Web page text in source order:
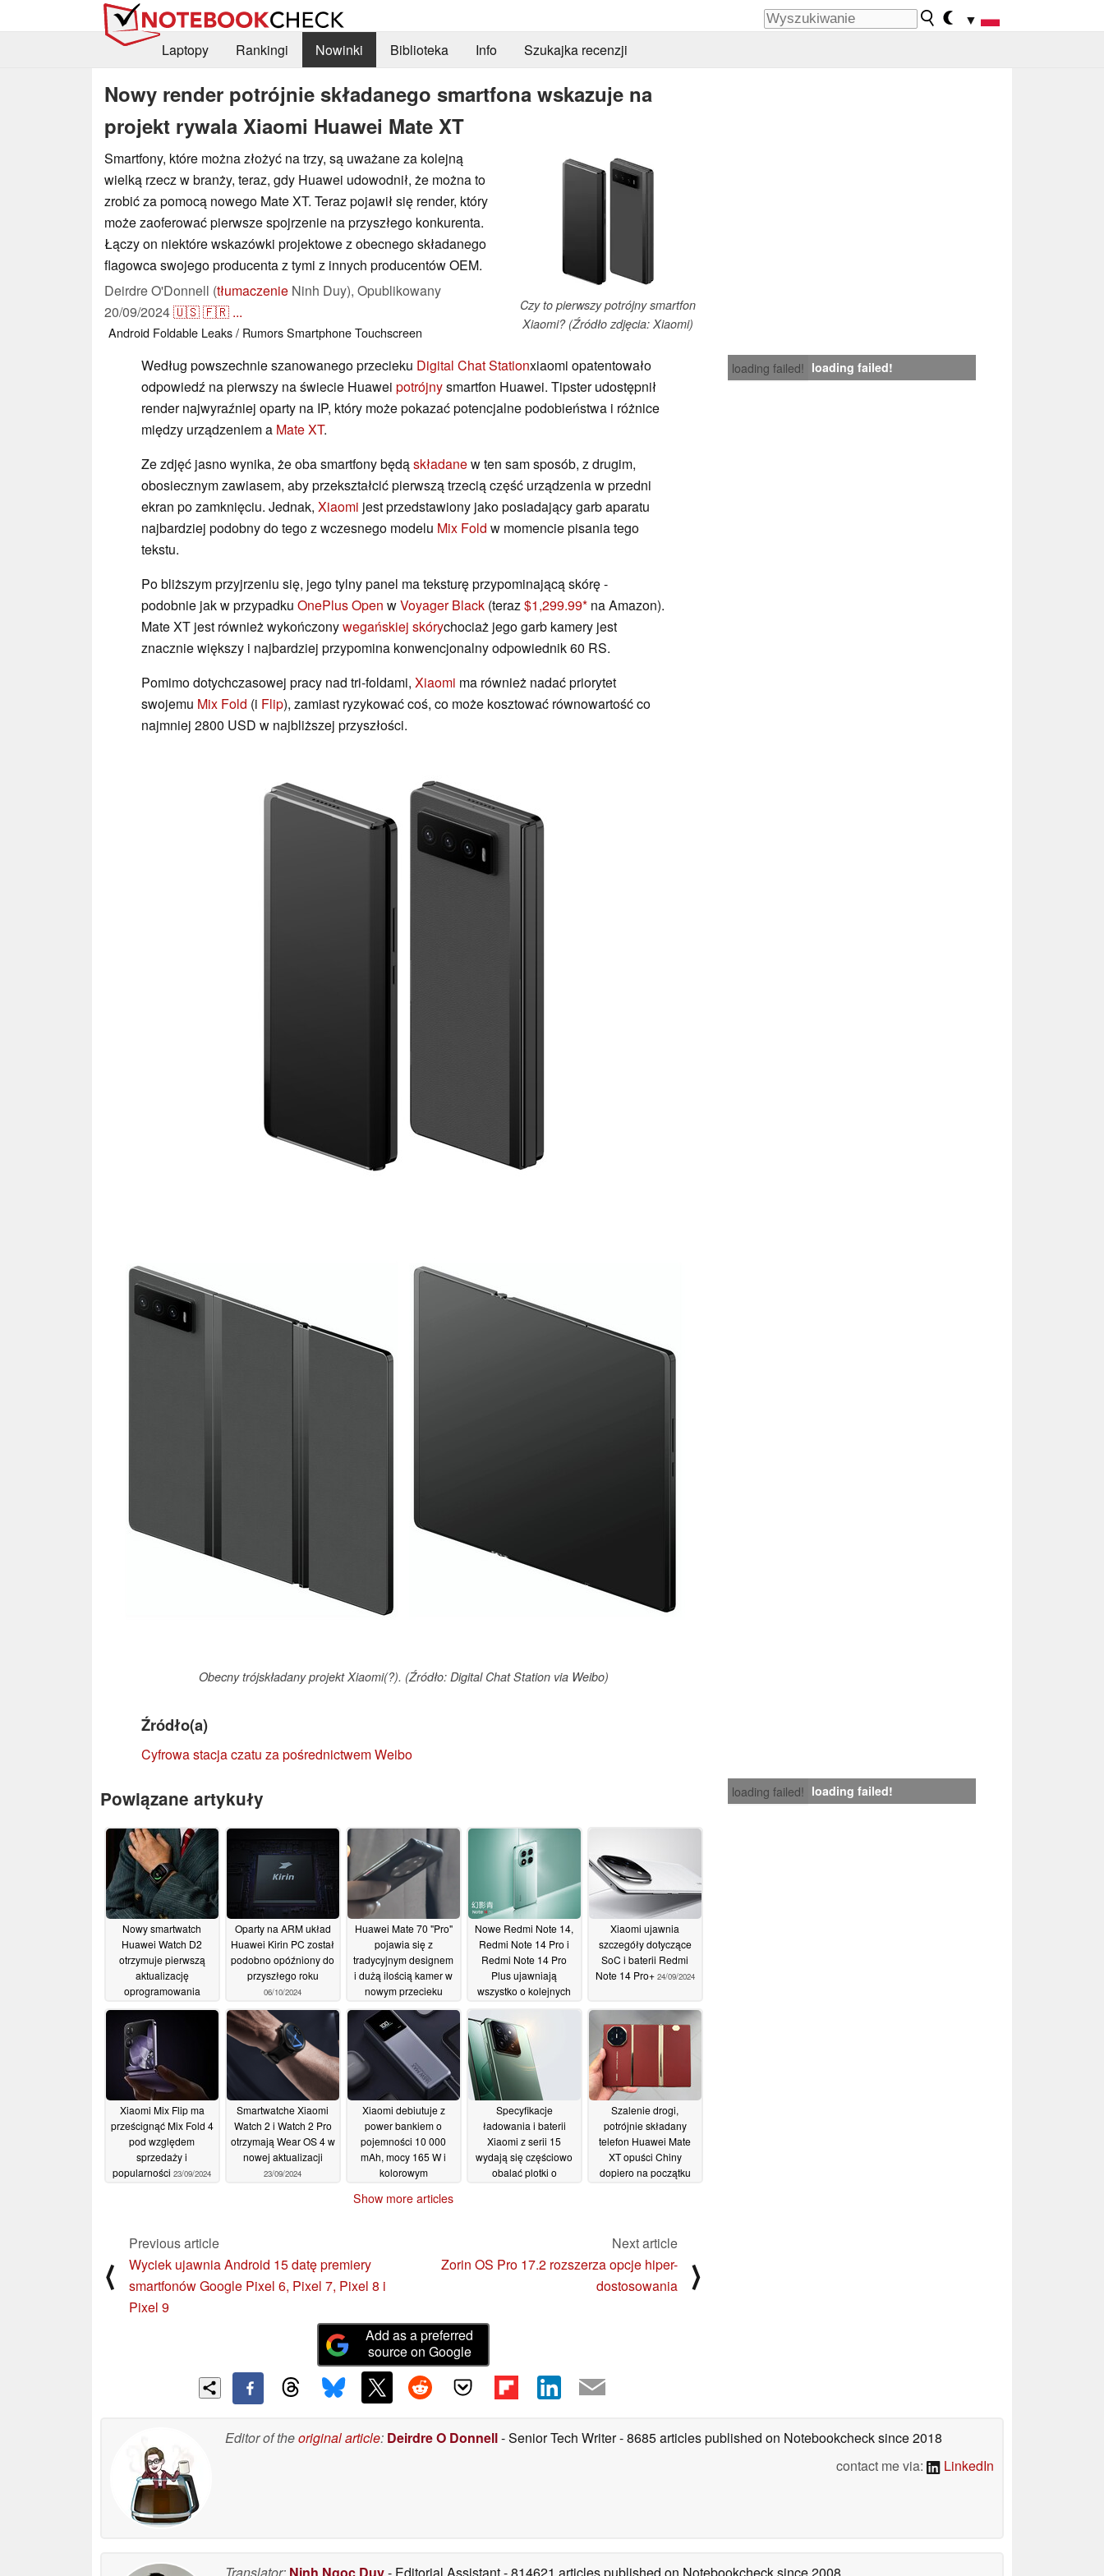
▼
Laptopy
Rankingi Nowinki Biblioteka Info Szukajka recenzji
Nowy render potrójnie składanego smartfona wskazuje na
projekt rywala Xiaomi Huawei Mate XT
Czy to pierwszy potrójny smartfon
Xiaomi? (Źródło zdjęcia: Xiaomi)
Smartfony, które można złożyć na trzy, są uważane za kolejną
wielką rzecz w branży, teraz, gdy Huawei udowodnił, że można to
zrobić za pomocą nowego Mate XT. Teraz pojawił się render, który
może zaoferować pierwsze spojrzenie na przyszłego konkurenta.
Łączy on niektóre wskazówki projektowe z obecnego składanego
flagowca swojego producenta z tymi z innych producentów OEM.
Deirdre O'Donnell (tłumaczenie Ninh Duy), Opublikowany
20/09/2024🇺🇸🇫🇷 ...
Android Foldable Leaks / RumorsSmartphoneTouchscreen
loading failed! loading failed!
Według powszechnie szanowanego przecieku Digital Chat Stationxiaomi opatentowało
odpowiedź na pierwszy na świecie Huawei potrójnysmartfon Huawei. Tipster udostępnił
render najwyraźniej oparty na IP, który może pokazać potencjalne podobieństwa i różnice
między urządzeniem a Mate XT.
Ze zdjęć jasno wynika, że oba smartfony będąskładanew ten sam sposób, z drugim,
obosiecznym zawiasem, aby przekształcić pierwszą trzecią część urządzenia w przedni
ekran po zamknięciu. Jednak, Xiaomi jest przedstawiony jako posiadający garb aparatu
najbardziej podobny do tego z wczesnego modelu Mix Fold w momencie pisania tego
tekstu.
Po bliższym przyjrzeniu się, jego tylny panel ma teksturę przypominającą skórę -
podobnie jak w przypadku OnePlus Open wVoyager Black (teraz$1,299.99 na Amazon).
Mate XT jest również wykończonywegańskiej skórychociaż jego garb kamery jest
znacznie większy i najbardziej przypomina konwencjonalny odpowiednik 60 RS.
Pomimo dotychczasowej pracy nad tri-foldami, Xiaomi ma również nadać priorytet
swojemu Mix Fold (i Flip), zamiast ryzykować coś, co może kosztować równowartość co
najmniej 2800 USD w najbliższej przyszłości.
Obecny trójskładany projekt Xiaomi(?). (Źródło: Digital Chat Station via Weibo)
Źródło(a)
Cyfrowa stacja czatu za pośrednictwem Weibo
loading failed! loading failed!
Powiązane artykuły
Nowy smartwatch
Huawei Watch D2
otrzymuje pierwszą
aktualizację
oprogramowania
15/10/2024
Oparty na ARM układ
Huawei Kirin PC został
podobno opóźniony do
przyszłego roku
06/10/2024
Huawei Mate 70 "Pro"
pojawia się z
tradycyjnym designem
i dużą ilością kamer w
nowym przecieku
01/10/2024
Nowe Redmi Note 14,
Redmi Note 14 Pro i
Redmi Note 14 Pro
Plus ujawniają
wszystko o kolejnych
średniej półki
Xiaomi ujawnia
szczegóły dotyczące
SoC i baterii Redmi
Note 14 Pro+ 24/09/2024
Xiaomi Mix Flip ma
prześcignąć Mix Fold 4
pod względem
sprzedaży i
popularności 23/09/2024
Smartwatche Xiaomi
Watch 2 i Watch 2 Pro
otrzymają Wear OS 4 w
nowej aktualizacji
23/09/2024
Xiaomi debiutuje z
power bankiem o
pojemności 10 000
mAh, mocy 165 W i
kolorowym
22/09/2024
Specyfikacje
ładowania i baterii
Xiaomi z serii 15
wydają się częściowo
obalać plotki o
Szalenie drogi,
potrójnie składany
telefon Huawei Mate
XT opuści Chiny
dopiero na początku
Show more articles
⟨
Previous article
Wyciek ujawnia Android 15 datę premiery
smartfonów Google Pixel 6, Pixel 7, Pixel 8 i
Pixel 9
Next article
Zorin OS Pro 17.2 rozszerza opcje hiper-
dostosowania
⟩
Add as a preferred
source on Google
Editor of theoriginal article: Deirdre O Donnell- Senior Tech Writer- 8685 articles published on Notebookchecksince 2018
contact me via:
LinkedIn
Translator: Ninh Ngoc Duy- Editorial Assistant- 814621 articles published on Notebookchecksince 2008